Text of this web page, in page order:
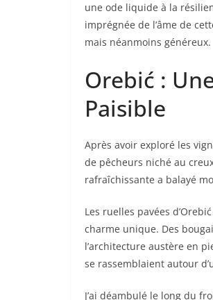
une ode liquide à la
imprégnée de l’âme de
mais néanmoins généreux.
Orebić :
Paisible
Après avoir exploré les
de pêcheurs niché au
rafraîchissante a balayé
Les ruelles pavées
charme unique. Des
l’architecture austère en
se rassemblaient autour
J’ai déambulé le long du